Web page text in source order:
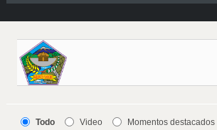
Todo Video
Momentos destacados